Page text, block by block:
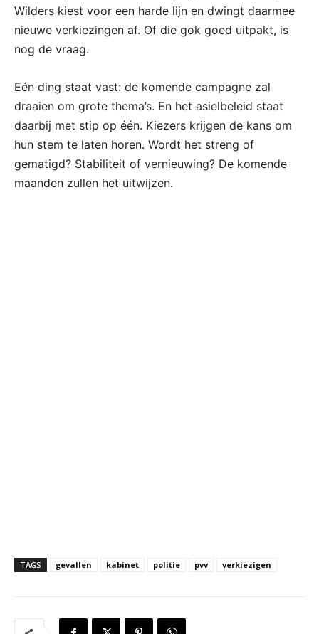
Wilders kiest voor een harde lijn en dwingt daarmee
nieuwe verkiezingen af. Of die gok goed uitpakt, is
nog de vraag.
Eén ding staat vast: de komende campagne zal
draaien om grote thema’s. En het asielbeleid staat
daarbij met stip op één. Kiezers krijgen de kans om
hun stem te laten horen. Wordt het streng of
gematigd? Stabiliteit of vernieuwing? De komende
maanden zullen het uitwijzen.
TAGS gevallen kabinet politie pvv verkiezigen